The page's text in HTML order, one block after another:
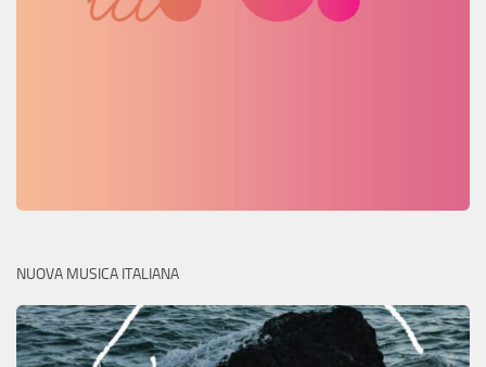
NUOVA MUSICA ITALIANA